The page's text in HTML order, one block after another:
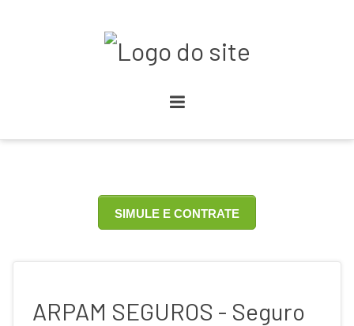
SIMULE E CONTRATE
ARPAM SEGUROS - Seguro